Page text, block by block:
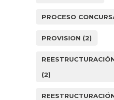
PROCESO
PROVISION (2)
(2)